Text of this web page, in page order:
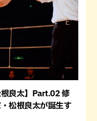
根良太】Part.02 修
松根良太が誕生す